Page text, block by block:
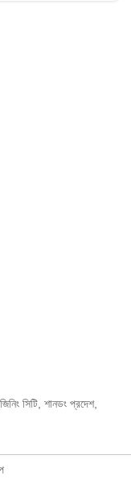
সিটি, শানডং প্রদেশ,